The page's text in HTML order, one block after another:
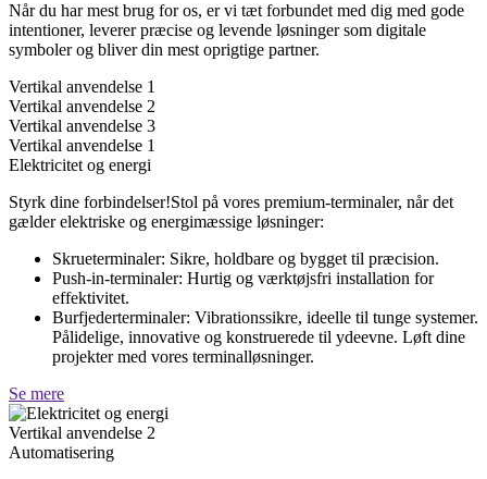
Når du har mest brug for os, er vi tæt forbundet med dig med gode
intentioner, leverer præcise og levende løsninger som digitale
symboler og bliver din mest oprigtige partner.
Vertikal anvendelse 1
Vertikal anvendelse 2
Vertikal anvendelse 3
Vertikal anvendelse 1
Elektricitet og energi
Styrk dine forbindelser!Stol på vores premium-terminaler, når det
gælder elektriske og energimæssige løsninger:
Skrueterminaler: Sikre, holdbare og bygget til præcision.
Push-in-terminaler: Hurtig og værktøjsfri installation for
effektivitet.
Burfjederterminaler: Vibrationssikre, ideelle til tunge systemer.
Pålidelige, innovative og konstruerede til ydeevne. Løft dine
projekter med vores terminalløsninger.
Se mere
Vertikal anvendelse 2
Automatisering